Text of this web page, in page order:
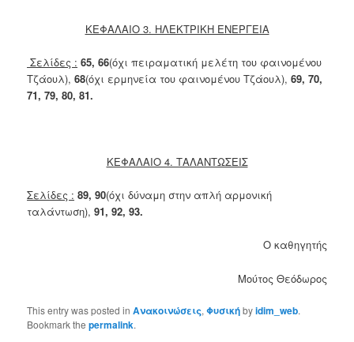
ΚΕΦΑΛΑΙΟ 3. ΗΛΕΚΤΡΙΚΗ ΕΝΕΡΓΕΙΑ
Σελίδες : 65, 66(όχι πειραματική μελέτη του φαινομένου
Τζάουλ),68(όχι ερμηνεία του φαινομένου Τζάουλ),69, 70,
71, 79, 80, 81.
ΚΕΦΑΛΑΙΟ 4. ΤΑΛΑΝΤΩΣΕΙΣ
Σελίδες : 89, 90(όχι δύναμη στην απλή αρμονική
ταλάντωση),91, 92, 93.
Ο καθηγητής
Μούτος Θεόδωρος
This entry was posted inΑνακοινώσεις,Φυσικήbyidim_web.
Bookmark thepermalink.